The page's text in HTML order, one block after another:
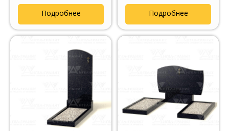
обработкой натурального
гранита.Подробнее Подробнее